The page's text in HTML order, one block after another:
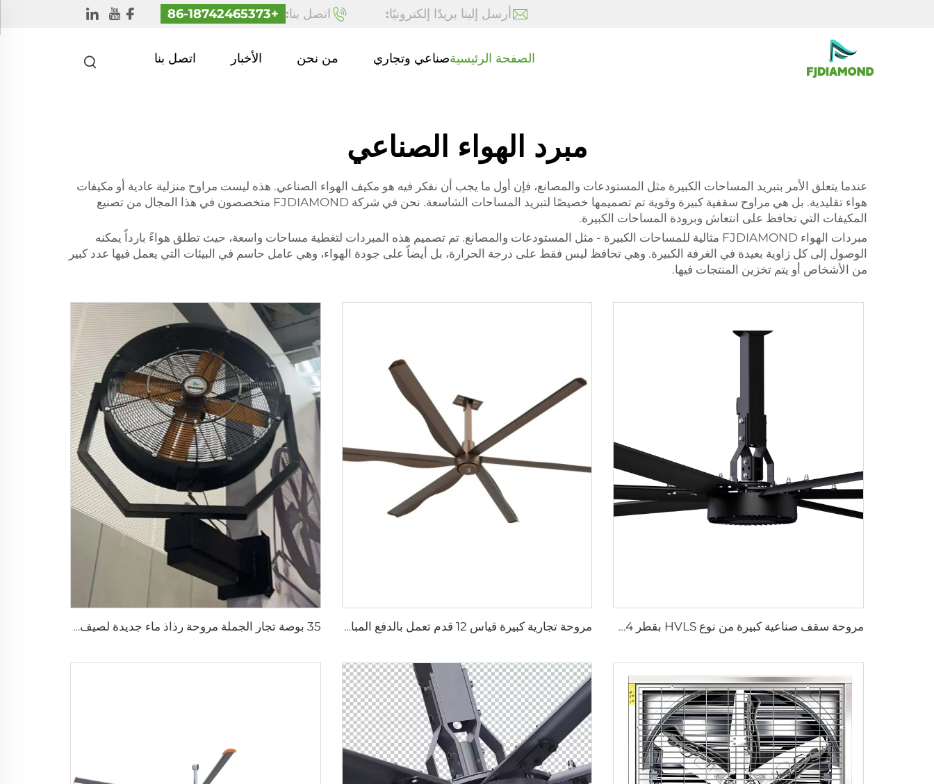
أرسل إلينا بريدًا إلكترونيًا: اتصل بنا: +86-18742465373
الصفحة الرئيسيةصناعي وتجاري من نحن الأخبار اتصل بنا
مبرد الهواء الصناعي
عندما يتعلق الأمر بتبريد المساحات الكبيرة مثل المستودعات والمصانع، فإن أول ما يجب أن نفكر فيه هو مكيف الهواء الصناعي. هذه ليست مراوح منزلية عادية أو مكيفات
هواء تقليدية. بل هي مراوح سقفية كبيرة وقوية تم تصميمها خصيصًا لتبريد المساحات الشاسعة. نحن في شركة FJDIAMOND متخصصون في هذا المجال من تصنيع
المكيفات التي تحافظ على انتعاش وبرودة المساحات الكبيرة.
مبردات الهواء FJDIAMOND مثالية للمساحات الكبيرة - مثل المستودعات والمصانع. تم تصميم هذه المبردات لتغطية مساحات واسعة، حيث تطلق هواءً بارداً يمكنه
الوصول إلى كل زاوية بعيدة في الغرفة الكبيرة. وهي تحافظ ليس فقط على درجة الحرارة، بل أيضاً على جودة الهواء، وهي عامل حاسم في البيئات التي يعمل فيها عدد كبير
من الأشخاص أو يتم تخزين المنتجات فيها.
مروحة سقف صناعية كبيرة من نوع HVLS بقطر 24 قدم ومزودة بمحرك PMSM IE5 وطاقة AC، مروحة كهربائية بطول 7.3 متر لاستخدامها في مصانع الألبان بجهد 380 فولت مروحة تجارية كبيرة قياس 12 قدم تعمل بالدفع المباشر لمدارس والمطاعم 35 بوصة تجار الجملة مروحة رذاذ ماء جديدة لصيف المصنع ورش العمل، مروحة رذاذ متذبذبة، مروحة تبريد بالرذاذ